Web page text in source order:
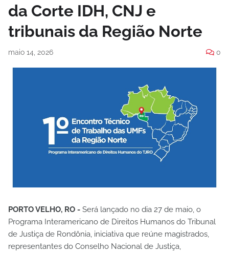
da Corte IDH, CNJ e
tribunais da Região Norte
maio 14, 2026 0
PORTO VELHO, RO - Será lançado no dia 27 de maio, o
Programa Interamericano de Direitos Humanos do Tribunal
de Justiça de Rondônia, iniciativa que reúne magistrados,
representantes do Conselho Nacional de Justiça,